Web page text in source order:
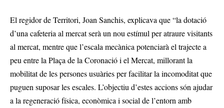
El regidor de Territori, Joan Sanchis, explicava que “la dotació
d’una cafeteria al mercat serà un nou estímul per atraure visitants
al mercat, mentre que l’escala mecànica potenciarà el trajecte a
peu entre la Plaça de la Coronació i el Mercat, millorant la
mobilitat de les persones usuàries per facilitar la incomoditat que
puguen suposar les escales. L’objectiu d’estes accions són ajudar
a la regeneració física, econòmica i social de l’entorn amb